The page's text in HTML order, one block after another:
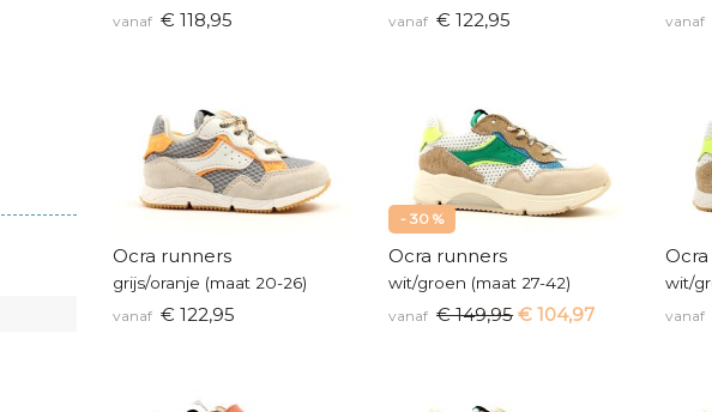
vanaf € 118,95 vanaf € 122,95 vanaf
Ocra runners
grijs/oranje (maat 20-26)
vanaf € 122,95
- 30 %
Ocra runners
wit/groen (maat 27-42)
vanaf € 149,95 € 104,97
wit/
vanaf